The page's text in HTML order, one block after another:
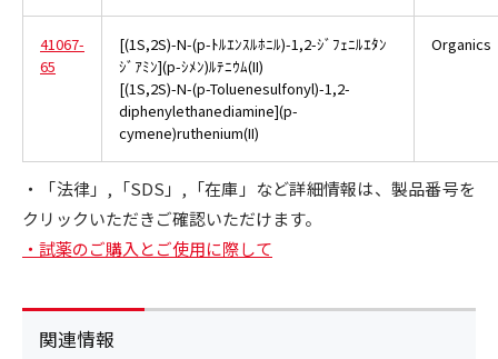
41067-
65
[(1S,2S)-N-(p-ﾄﾙｴﾝｽﾙﾎﾆﾙ)-1,2-ｼﾞﾌｪﾆﾙｴﾀﾝ
ｼﾞｱﾐﾝ](p-ｼﾒﾝ)ﾙﾃﾆｳﾑ(II)
[(1S,2S)-N-(p-Toluenesulfonyl)-1,2-
diphenylethanediamine](p-
cymene)ruthenium(II)
Organics
・「法律」,「SDS」,「在庫」など詳細情報は、製品番号を
クリックいただきご確認いただけます。
・試薬のご購入とご使用に際して
関連情報